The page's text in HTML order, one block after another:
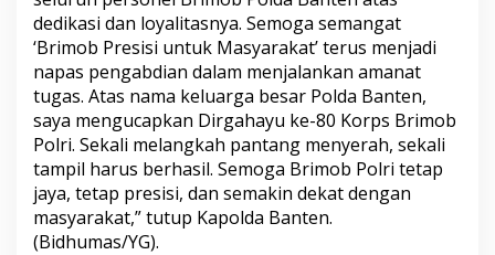
dedikasi dan loyalitasnya. Semoga semangat
‘Brimob Presisi untuk Masyarakat’ terus menjadi
napas pengabdian dalam menjalankan amanat
tugas. Atas nama keluarga besar Polda Banten,
saya mengucapkan Dirgahayu ke-80 Korps Brimob
Polri. Sekali melangkah pantang menyerah, sekali
tampil harus berhasil. Semoga Brimob Polri tetap
jaya, tetap presisi, dan semakin dekat dengan
masyarakat,” tutup Kapolda Banten.
(Bidhumas/YG).